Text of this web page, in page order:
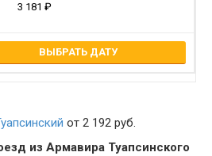
3 181
ВЫБРАТЬ ДАТУ
от 2 192 руб.
из Армавира Туапсинского